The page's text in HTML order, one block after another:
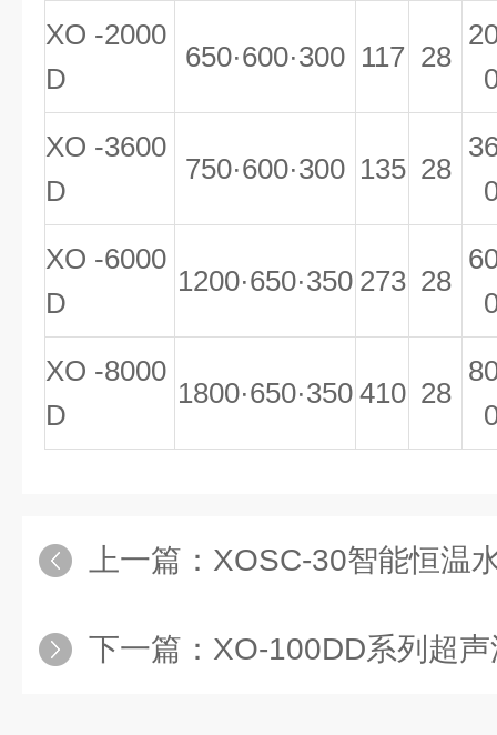
XO -2000
D
650·600·300 117 28
XO -3600
D
750·600·300 135 28
XO -6000
D
1200·650·350 273 28
XO -8000
D
1800·650·350 410 28
上一篇： XOSC-30智能恒温
下一篇： XO-100DD系列超